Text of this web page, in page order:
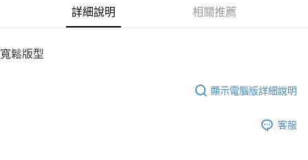
詳細說明 相關推薦
寬鬆版型
顯示電腦版詳細說明
客服